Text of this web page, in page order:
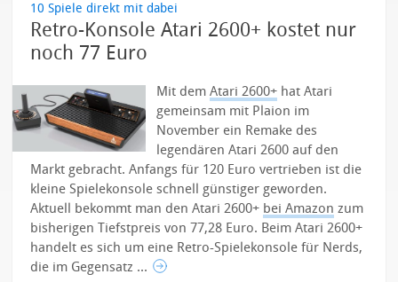
10 Spiele direkt mit dabei
Retro-Konsole Atari 2600+ kostet nur
noch 77 Euro
Mit demAtari 2600+ hat Atari
gemeinsam mit Plaion im
November ein Remake des
legendären Atari 2600 auf den
Markt gebracht. Anfangs für 120 Euro vertrieben ist die
kleine Spielekonsole schnell günstiger geworden.
Aktuell bekommt man den Atari 2600+ bei Amazon zum
bisherigen Tiefstpreis von 77,28 Euro. Beim Atari 2600+
handelt es sich um eine Retro-Spielekonsole für Nerds,
die im Gegensatz ...